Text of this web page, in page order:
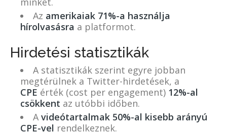
Az amerikaiak 71%-a használja
hírolvasásra a platformot.
Hirdetési statisztikák
A statisztikák szerint egyre jobban
megtérülnek a Twitter-hirdetések, a
CPE érték (cost per engagement) 12%-al
csökkent az utóbbi időben.
A videótartalmak 50%-al kisebb arányú
CPE-vel rendelkeznek.